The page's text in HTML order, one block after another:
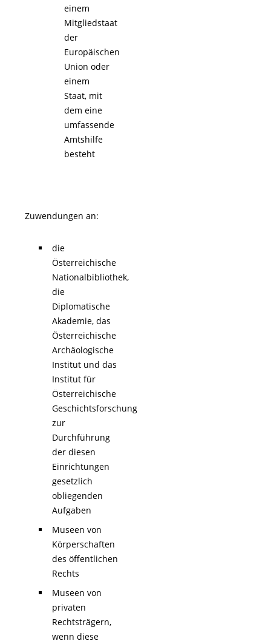
einem
Mitgliedstaat
der
Europäischen
Union oder
einem
Staat, mit
dem eine
umfassende
Amtshilfe
besteht
Zuwendungen an:
die
Österreichische
Nationalbibliothek,
die
Diplomatische
Akademie, das
Österreichische
Archäologische
Institut und das
Institut für
Österreichische
Geschichtsforschung
zur
Durchführung
der diesen
Einrichtungen
gesetzlich
obliegenden
Aufgaben
Museen von
Körperschaften
des öffentlichen
Rechts
Museen von
privaten
Rechtsträgern,
wenn diese